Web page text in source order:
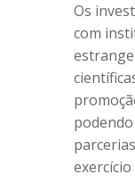
Os
com